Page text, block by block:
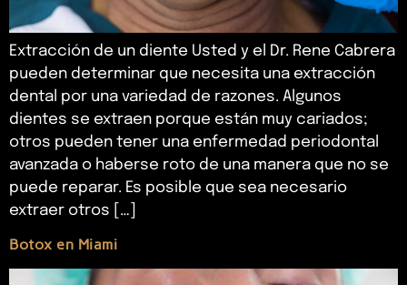
Extracción de un diente Usted y el Dr. Rene Cabrera
pueden determinar que necesita una extracción
dental por una variedad de razones. Algunos
dientes se extraen porque están muy cariados;
otros pueden tener una enfermedad periodontal
avanzada o haberse roto de una manera que no se
puede reparar. Es posible que sea necesario
extraer otros […]
Botox en Miami